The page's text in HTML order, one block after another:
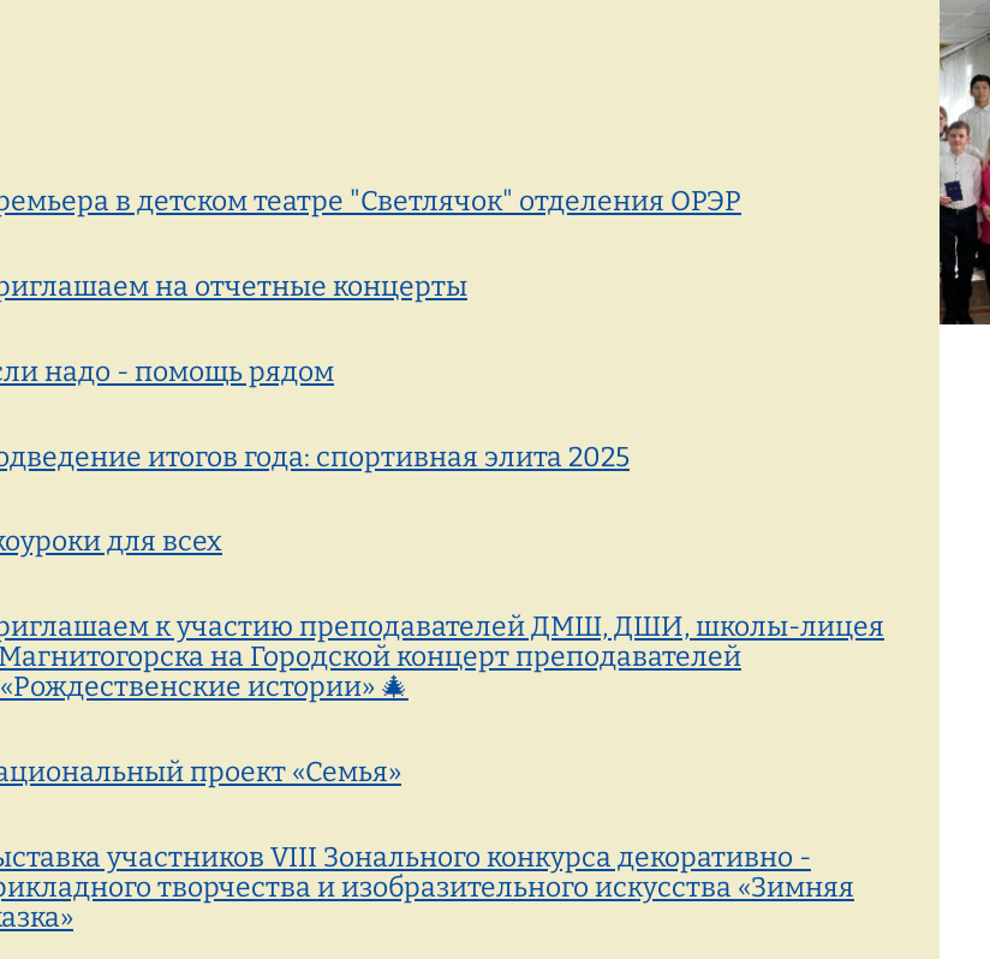
в детском театре "Светлячок" отделения ОРЭР
на отчетные концерты
надо - помощь рядом
итогов года: спортивная элита 2025
для всех
к участию преподавателей ДМШ, ДШИ, школы-лицея
на Городской концерт преподавателей
истории» 🎄
проект «Семья»
участников VIII Зонального конкурса декоративно -
творчества и изобразительного искусства «Зимняя